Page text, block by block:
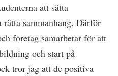
att sätta
sammanhang. Därför
företag samarbetar för att
och start på
tror jag att de positiva